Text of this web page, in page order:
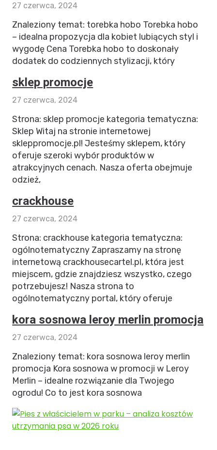
27 czerwca, 2024
Znaleziony temat: torebka hobo Torebka hobo
– idealna propozycja dla kobiet lubiących styl i
wygodę Cena Torebka hobo to doskonały
dodatek do codziennych stylizacji, który
sklep promocje
27 czerwca, 2024
Strona: sklep promocje kategoria tematyczna:
Sklep Witaj na stronie internetowej
skleppromocje.pl! Jesteśmy sklepem, który
oferuje szeroki wybór produktów w
atrakcyjnych cenach. Nasza oferta obejmuje
odzież,
crackhouse
27 czerwca, 2024
Strona: crackhouse kategoria tematyczna:
ogólnotematyczny Zapraszamy na stronę
internetową crackhousecartel.pl, która jest
miejscem, gdzie znajdziesz wszystko, czego
potrzebujesz! Nasza strona to
ogólnotematyczny portal, który oferuje
kora sosnowa leroy merlin promocja
27 czerwca, 2024
Znaleziony temat: kora sosnowa leroy merlin
promocja Kora sosnowa w promocji w Leroy
Merlin – idealne rozwiązanie dla Twojego
ogrodu! Co to jest kora sosnowa